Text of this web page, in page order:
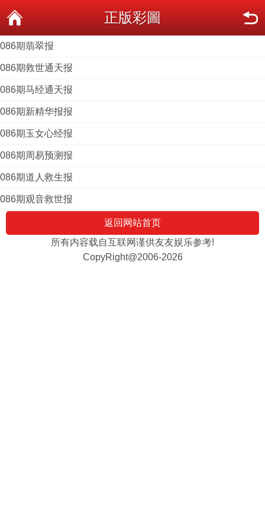
正版彩圖
086期翡翠报
086期救世通天报
086期马经通天报
086期新精华报报
086期玉女心经报
086期周易预测报
086期道人救生报
086期观音救世报
返回网站首页
所有内容载自互联网谨供友友娱乐参考!
CopyRight@2006-2026